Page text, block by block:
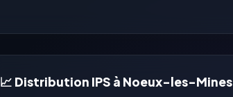
📈 Distribution IPS à Noeux-les-Mines